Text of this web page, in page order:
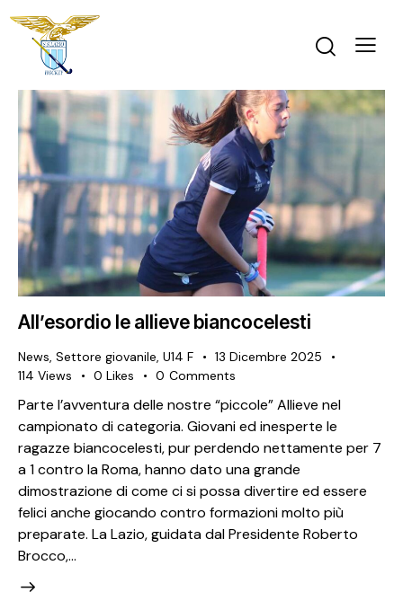
All’esordio le allieve biancocelesti
News, Settore giovanile, U14 F
13 Dicembre 2025
114 Views 0 Likes 0 Comments
Parte l’avventura delle nostre “piccole” Allieve nel
campionato di categoria. Giovani ed inesperte le
ragazze biancocelesti, pur perdendo nettamente per 7
a 1 contro la Roma, hanno dato una grande
dimostrazione di come ci si possa divertire ed essere
felici anche giocando contro formazioni molto più
preparate. La Lazio, guidata dal Presidente Roberto
Brocco,…